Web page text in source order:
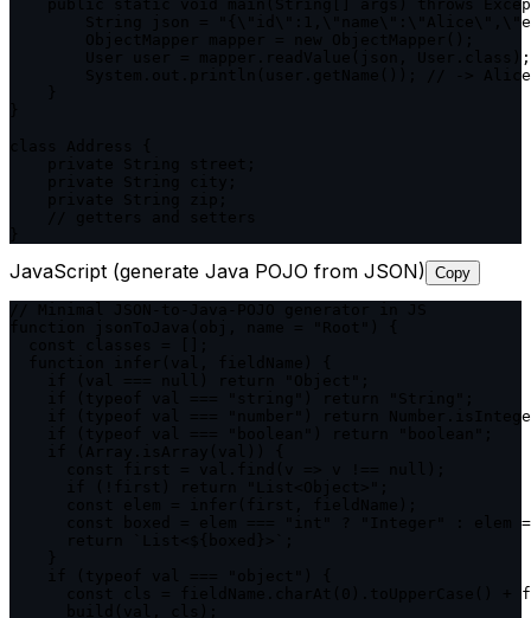
public static void main(String[] args) throws
String json =
        User user = mapper.readValue(json, User.class);
        System.out.println(user.getName()); // -> Alice
JavaScript (generate Java POJO from JSON) Copy
if (typeof val === "number") return
const boxed = elem === "int" ? "Integer" : elem
const cls = fieldName.charAt(0).toUpperCase() +